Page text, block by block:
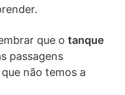
que o tanque
passagens
não temos a